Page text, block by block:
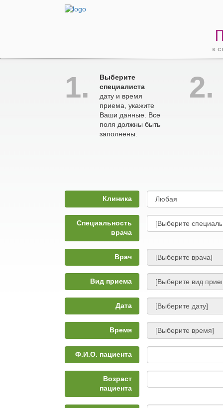
к
1.
Выберите
специалиста
дату и время
приема, укажите
Ваши данные. Все
поля должны быть
заполнены.
2.
Клиника
Специальность
врача
Врач
Вид приема
Дата
Время
Ф.И.О. пациента
Возраст
пациента